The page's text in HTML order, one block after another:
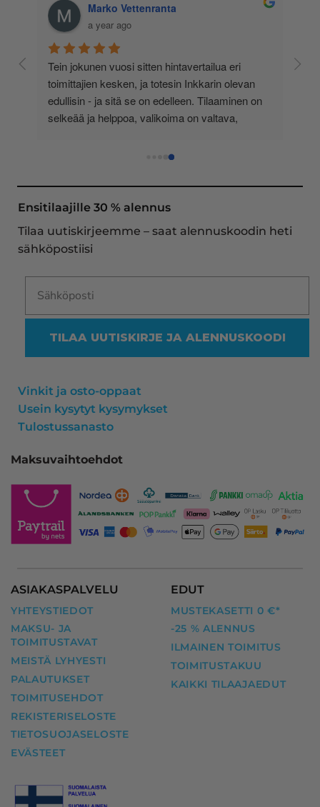
Marko Vettenranta
a year ago
Tein jokunen vuosi sitten hintavertailua eri
toimittajien kesken, ja totesin Inkkarin olevan
edullisin - ja sitä se on edelleen. Tilaaminen on
selkeää ja helppoa, valikoima on valtava,
asiakaspalvelu todella ripeää (s-postin kautta) ja
oli noudettavissa postin lokerosta tänään!! En
näe mitään syytä vaihtaa toimittajaa. Kaikki on
ollut mitään moitittavaa! Lämmin suositus!
Ensitilaajille 30 % alennus
Tilaa uutiskirjeemme – saat alennuskoodin heti
sähköpostiisi
TILAA UUTISKIRJE JA ALENNUSKOODI
Vinkit ja osto-oppaat
Usein kysytyt kysymykset
Tulostussanasto
Maksuvaihtoehdot
ASIAKASPALVELU
YHTEYSTIEDOT
MAKSU- JA
TOIMITUSTAVAT
MEISTÄ LYHYESTI
PALAUTUKSET
TOIMITUSEHDOT
REKISTERISELOSTE
TIETOSUOJASELOSTE
EVÄSTEET
EDUT
MUSTEKASETTI 0 €*
-25 % ALENNUS
ILMAINEN TOIMITUS
TOIMITUSTAKUU
KAIKKI TILAAJAEDUT